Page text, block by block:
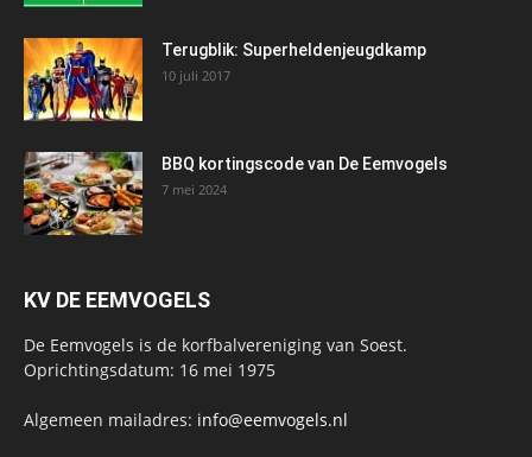
Terugblik: Superheldenjeugdkamp
10 juli 2017
BBQ kortingscode van De Eemvogels
7 mei 2024
KV DE EEMVOGELS
De Eemvogels is de korfbalvereniging van Soest.
Oprichtingsdatum: 16 mei 1975
Algemeen mailadres: info@eemvogels.nl